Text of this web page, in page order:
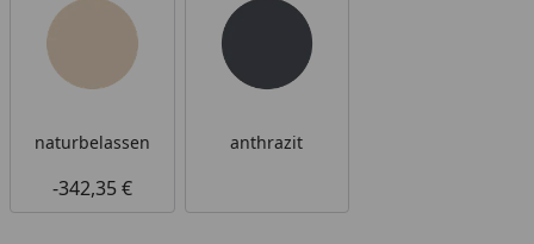
naturbelassen
-342,35 €
anthrazit